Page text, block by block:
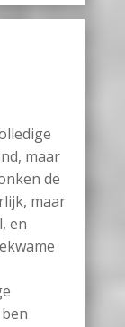
maar
de
maar
en